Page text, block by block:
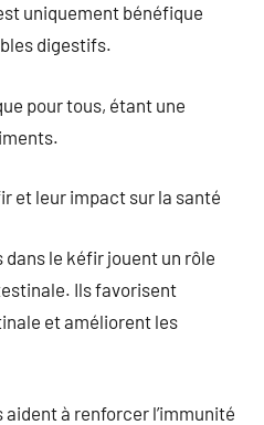
uniquement bénéfique
digestifs.
pour tous, étant une
et leur impact sur la santé
le kéfir jouent un rôle
Ils favorisent
et améliorent les
à renforcer l’immunité